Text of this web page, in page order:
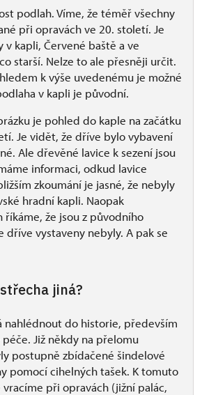
podlah. Víme, že téměř všechny
při opravách ve 20. století. Je
v kapli, Červené baště a ve
starší. Nelze to ale přesněji určit.
k výše uvedenému je možné
v kapli je původní.
je pohled do kaple na začátku
Je vidět, že dříve bylo vybavení
Ale dřevěné lavice k sezení jsou
informaci, odkud lavice
zkoumání je jasné, že nebyly
hradní kapli. Naopak
že jsou z původního
dříve vystaveny nebyly. A pak se
jiná?
nahlédnout do historie, především
Již někdy na přelomu
postupně zbídačené šindelové
pomocí cihelných tašek. K tomuto
při opravách (jižní palác,